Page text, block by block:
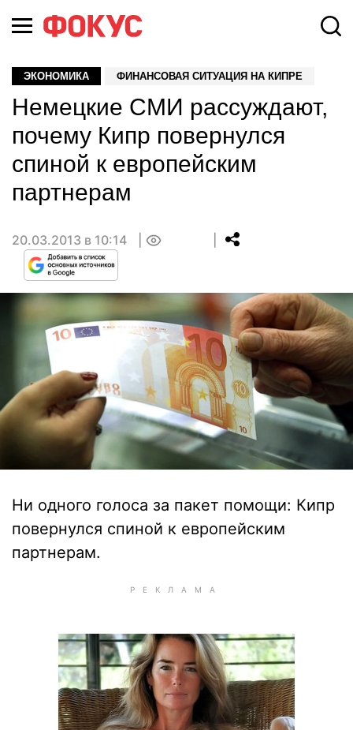
ЭКОНОМИКА ФИНАНСОВАЯ СИТУАЦИЯ НА КИПРЕ
Немецкие СМИ рассуждают,
почему Кипр повернулся
спиной к европейским
партнерам
20.03.2013 в 10:14
Ни одного голоса за пакет помощи: Кипр
повернулся спиной к европейским
партнерам.